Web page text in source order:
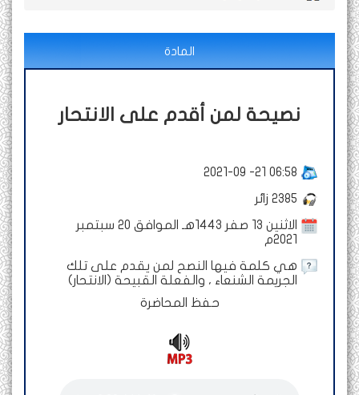
المادة
نصيحة لمن أقدم على الانتحار
2021-09 -21 06:58
2385 زائر
الاثنين 13 صفر 1443هـ الموافق 20 سبتمبر
2021م
هي كلمة فيها النصح لمن يقدم على تلك
الجريمة الشنعاء ، والفعلة القبيحة (الانتحار)
حفظ المحاضرة